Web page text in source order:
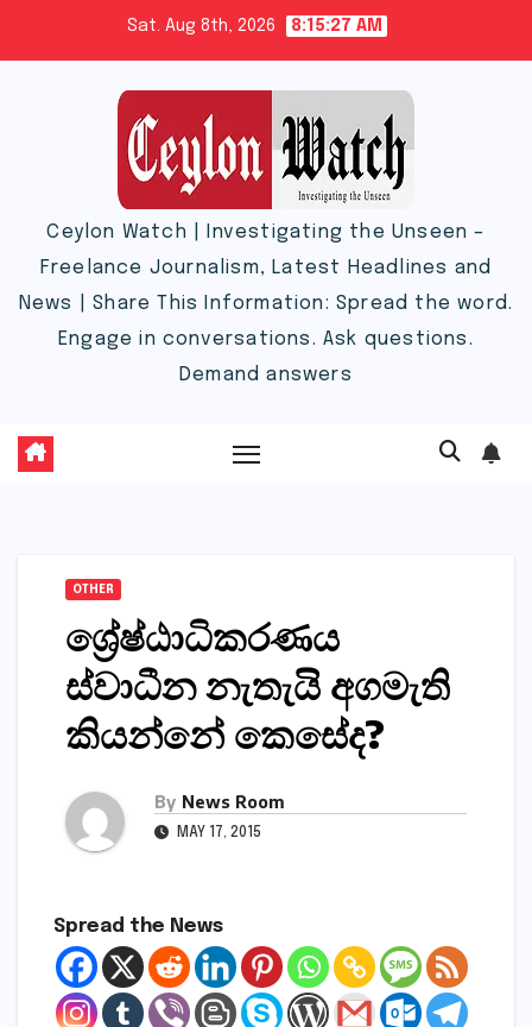
Sat. Aug 8th, 2026 8:15:28 AM
Ceylon Watch | Investigating the Unseen –
Freelance Journalism, Latest Headlines and
News | Share This Information: Spread the word.
Engage in conversations. Ask questions.
Demand answers
OTHER
ශ්‍රේෂ්ඨාධිකරණය
ස්‌වාධීන නැතැයි අගමැති
කියන්නේ කෙසේද?
By News Room
MAY 17, 2015
Spread the News